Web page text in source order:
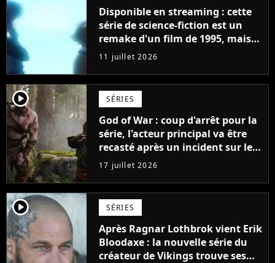
Disponible en streaming : cette
série de science-fiction est un
remake d'un film de 1995, mais
une évolution change
absolument tout
11 juillet 2026
player2 SÉRIES
God of War : coup d'arrêt pour la
série, l'acteur principal va être
recasté après un incident sur le
tournage
17 juillet 2026
player2 SÉRIES
Après Ragnar Lothbrok vient Erik
Bloodaxe : la nouvelle série du
créateur de Vikings trouve ses